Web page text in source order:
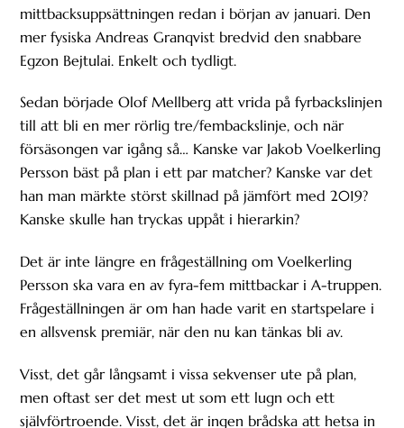
mittbacksuppsättningen redan i början av januari. Den
mer fysiska Andreas Granqvist bredvid den snabbare
Egzon Bejtulai. Enkelt och tydligt.
Sedan började Olof Mellberg att vrida på fyrbackslinjen
till att bli en mer rörlig tre/fembackslinje, och när
försäsongen var igång så… Kanske var Jakob Voelkerling
Persson bäst på plan i ett par matcher? Kanske var det
han man märkte störst skillnad på jämfört med 2019?
Kanske skulle han tryckas uppåt i hierarkin?
Det är inte längre en frågeställning om Voelkerling
Persson ska vara en av fyra-fem mittbackar i A-truppen.
Frågeställningen är om han hade varit en startspelare i
en allsvensk premiär, när den nu kan tänkas bli av.
Visst, det går långsamt i vissa sekvenser ute på plan,
men oftast ser det mest ut som ett lugn och ett
självförtroende. Visst, det är ingen brådska att hetsa in